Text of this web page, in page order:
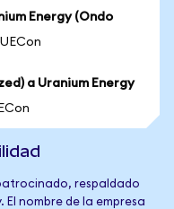
Energy (Ondo
a Uranium Energy
respaldado
nombre de la empresa